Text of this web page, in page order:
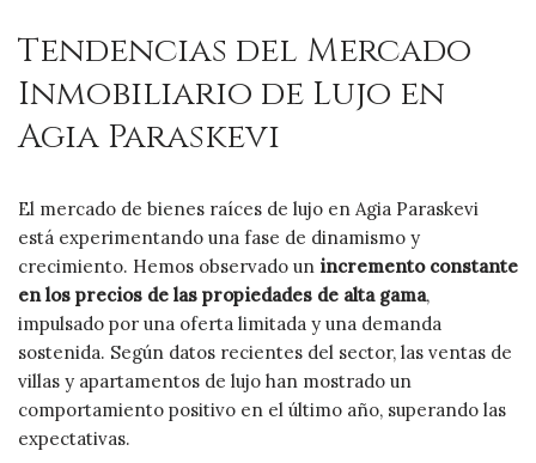
Tendencias del Mercado
Inmobiliario de Lujo en
Agia Paraskevi
El mercado de bienes raíces de lujo en Agia Paraskevi
está experimentando una fase de dinamismo y
crecimiento. Hemos observado un incremento constante
en los precios de las propiedades de alta gama,
impulsado por una oferta limitada y una demanda
sostenida. Según datos recientes del sector, las ventas de
villas y apartamentos de lujo han mostrado un
comportamiento positivo en el último año, superando las
expectativas.